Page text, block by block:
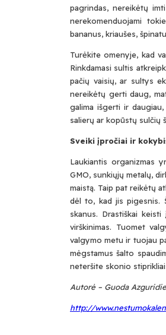
pagrindas, nereikėtų
nerekomenduojami
bananus, kriaušes,
Turėkite omenyje, kad
Rinkdamasi sultis
pačių vaisių, ar sultys
nereikėtų gerti daug,
galima išgerti ir
salierų ar kopūstų sulčių
Sveiki įpročiai ir
Laukiantis organizmas
GMO, sunkiųjų metalų,
maistą. Taip pat reikėtų
dėl to, kad jis pigesnis.
skanus. Drastiškai
virškinimas. Tuomet
valgymo metu ir tuojau
mėgstamus šalto
neteršite skonio
Autorė – Guoda
http://